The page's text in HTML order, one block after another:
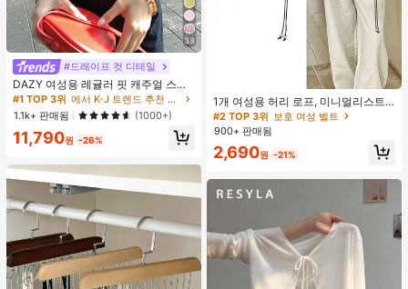
33
#드레이프 컷 디테일
DAZY 여성용 레귤러 핏 캐주얼 스포
츠 지퍼업 봄버 재킷, 봄, 가을 여성 의
류 여성 코트
#1 TOP 3위
에서 K-J 트렌드 추천 상품 여성 아우터웨어
1.1k+ 판매됨
(1000+)
11,790원 -26%
1개 여성용 허리 로프, 미니멀리스트
보헤미안 패션 매듭 허리 벨트, 드레
스, 캐주얼 팬츠와 함께 일상 착용에
적합한 장식용 허리 액세서리
보호 여성 벨트
거의 매진!
#2 TOP 3위 보호 여성 벨트
거의 매진!
#2 TOP 3위 보호 여성 벨트
거의 매진!
#2 TOP 3위
보호 여성 벨트
거의 매진!
900+ 판매됨
2,690원 -21%